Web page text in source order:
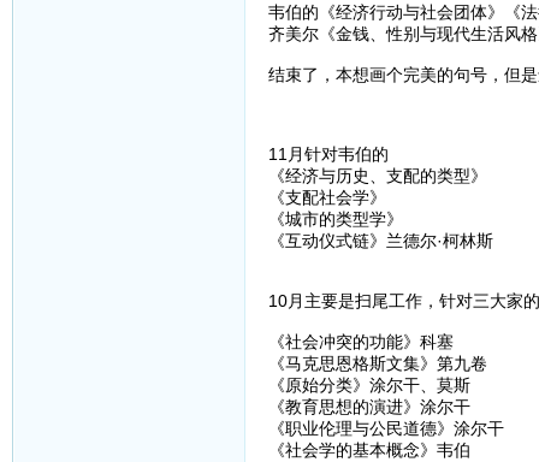
韦伯的《经济行动与社会团体》《
齐美尔《金钱、性别与现代生活风
结束了，本想画个完美的句号，但
11月针对韦伯的
《经济与历史、支配的类型》
《支配社会学》
《城市的类型学》
《互动仪式链》兰德尔·柯林斯
10月主要是扫尾工作，针对三大家的
《社会冲突的功能》科塞
《马克思恩格斯文集》第九卷
《原始分类》涂尔干、莫斯
《教育思想的演进》涂尔干
《职业伦理与公民道德》涂尔干
《社会学的基本概念》韦伯